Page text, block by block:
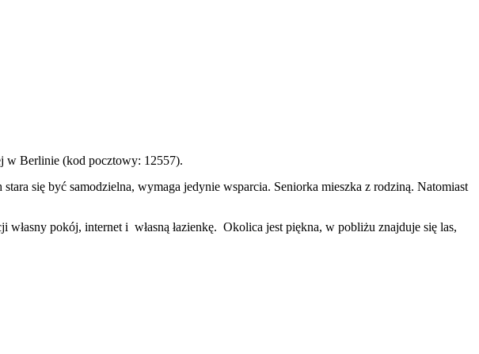
w Berlinie (kod pocztowy: 12557).
się być samodzielna, wymaga jedynie wsparcia. Seniorka mieszka z rodziną. Natomiast
własny pokój, internet i własną łazienkę. Okolica jest piękna, w pobliżu znajduje się las,